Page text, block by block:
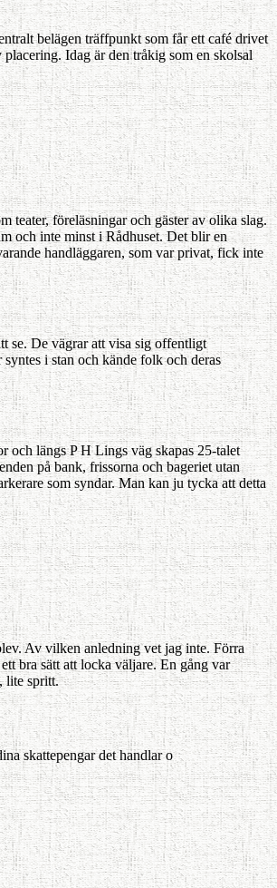
belägen träffpunkt som får ett café drivet
Idag är den tråkig som en skolsal
föreläsningar och gäster av olika slag.
och inte minst i Rådhuset. Det blir en
handläggaren, som var privat, fick inte
se. De vägrar att visa sig offentligt
i stan och kände folk och deras
och längs P H Lings väg skapas 25-talet
på bank, frissorna och bageriet utan
som syndar. Man kan ju tycka att detta
Av vilken anledning vet jag inte. Förra
bra sätt att locka väljare. En gång var
lite spritt.
skattepengar det handlar o